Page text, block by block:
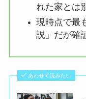
れた家とは
現時点で最
説」だが確
あわせて読みたい